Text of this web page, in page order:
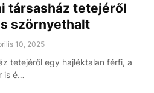
társasház tetejéről
szörnyethalt
10, 2025
tetejéről egy hajléktalan férfi, a
is é…